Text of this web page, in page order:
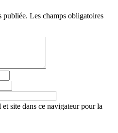
publiée. Les champs obligatoires
site dans ce navigateur pour la